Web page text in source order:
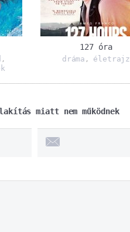
,
127 óra
dráma , életrajz
miatt nem működnek